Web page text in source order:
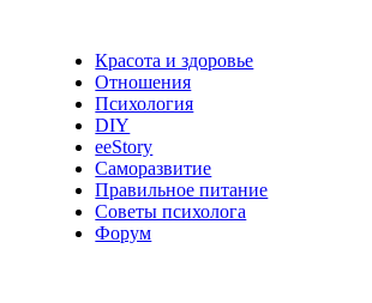
Красота и здоровье
Отношения
Психология
DIY
ееStory
Саморазвитие
Правильное питание
Советы психолога
Форум